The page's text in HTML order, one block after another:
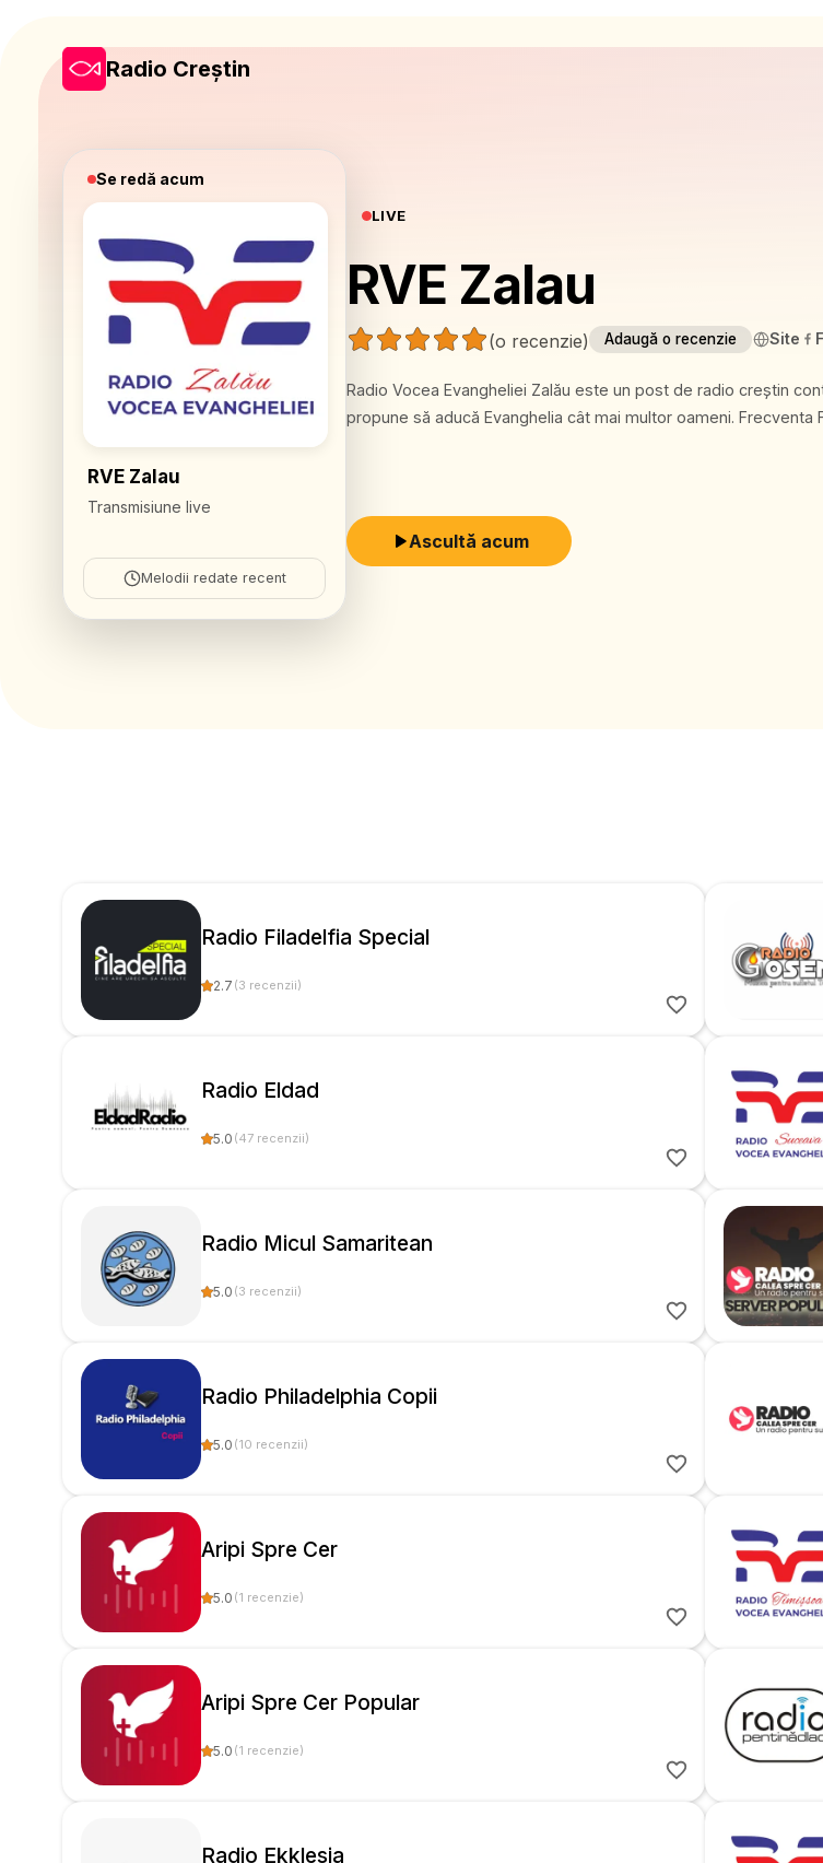
Radio Creștin
Se redă acum
RVE Zalau
Transmisiune live
Melodii redate recent
LIVE
RVE Zalau
(o recenzie) Adaugă o recenzie Site
Radio Vocea Evangheliei Zalău este un post de radio creștin
propune să aducă Evanghelia cât
Ascultă acum
Radio Filadelfia Special
2.7 (3 recenzii)
Radio Eldad
5.0 (47 recenzii)
Radio Micul Samaritean
5.0 (3 recenzii)
Radio Philadelphia Copii
5.0 (10 recenzii)
Aripi Spre Cer
5.0 (1 recenzie)
Aripi Spre Cer Popular
5.0 (1 recenzie)
Radio Ekklesia